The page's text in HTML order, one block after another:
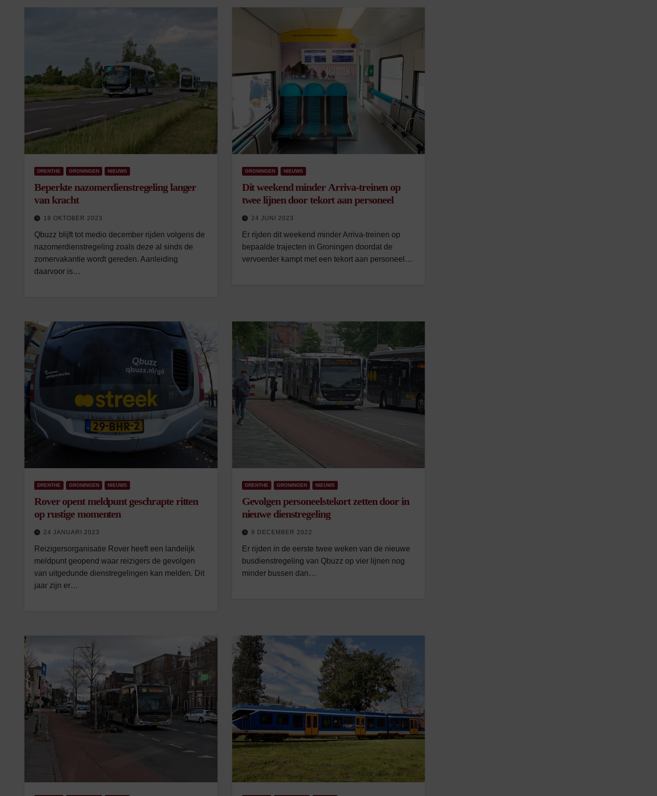
DRENTHE GRONINGEN NIEUWS
Beperkte nazomerdienstregeling langer
van kracht
18 OKTOBER 2023
Qbuzz blijft tot medio december rijden volgens de
nazomerdienstregeling zoals deze al sinds de
zomervakantie wordt gereden. Aanleiding
daarvoor is…
GRONINGEN NIEUWS
Dit weekend minder Arriva-treinen op
twee lijnen door tekort aan personeel
24 JUNI 2023
Er rijden dit weekend minder Arriva-treinen op
bepaalde trajecten in Groningen doordat de
vervoerder kampt met een tekort aan personeel…
DRENTHE GRONINGEN NIEUWS
Rover opent meldpunt geschrapte ritten
op rustige momenten
24 JANUARI 2023
Reizigersorganisatie Rover heeft een landelijk
meldpunt geopend waar reizigers de gevolgen
van uitgedunde dienstregelingen kan melden. Dit
jaar zijn er…
DRENTHE GRONINGEN NIEUWS
Gevolgen personeelstekort zetten door in
nieuwe dienstregeling
9 DECEMBER 2022
Er rijden in de eerste twee weken van de nieuwe
busdienstregeling van Qbuzz op vier lijnen nog
minder bussen dan…